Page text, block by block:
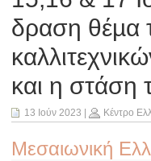
δραση θέµα
και η στάση
13 Ιούν 2023 Κέντρο
Μεσαιωνική